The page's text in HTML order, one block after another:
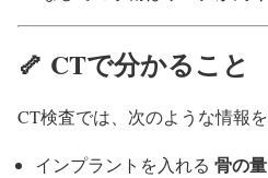
🦴 CTで分かること
CT検査では、次のような情報
インプラントを入れる 骨の